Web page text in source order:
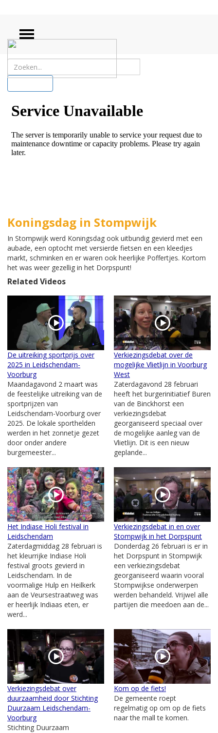
Koningsdag in Stompwijk
In Stompwijk werd Koningsdag ook uitbundig gevierd met een
aubade, een optocht met versierde fietsen en een kleedjes
markt, schminken en er waren ook heerlijke Poffertjes. Kortom
het was weer gezellig in het Dorpspunt!
Related Videos
De uitreiking sportprijs over
2025 in Leidschendam-
Voorburg
Maandagavond 2 maart was
de feestelijke uitreiking van de
sportprijzen van
Leidschendam-Voorburg over
2025. De lokale sporthelden
werden in het zonnetje gezet
door onder andere
burgemeester...
Verkiezingsdebat over de
mogelijke Vlietlijn in Voorburg
West
Zaterdagavond 28 februari
heeft het burgerinitiatief Buren
van de Binckhorst een
verkiezingsdebat
georganiseerd speciaal over
de mogelijke aanleg van de
Vlietlijn. Dit is een nieuw
geplande...
Het Indiase Holi festival in
Leidschendam
Zaterdagmiddag 28 februari is
het kleurrijke Indiase Holi
festival groots gevierd in
Leidschendam. In de
voormalige Hulp en Heilkerk
aan de Veursestraatweg was
er heerlijk Indiaas eten, er
werd...
Verkiezingsdebat in en over
Stompwijk in het Dorpspunt
Donderdag 26 februari is er in
het Dorpspunt in Stompwijk
een verkiezingsdebat
georganiseerd waarin vooral
Stompwijkse onderwerpen
werden behandeld. Vrijwel alle
partijen die meedoen aan de...
Verkiezingsdebat over
duurzaamheid door Stichting
Duurzaam Leidschendam-
Voorburg
Stichting Duurzaam
Kom op de fiets!
De gemeente roept
regelmatig op om op de fiets
naar the mall te komen.